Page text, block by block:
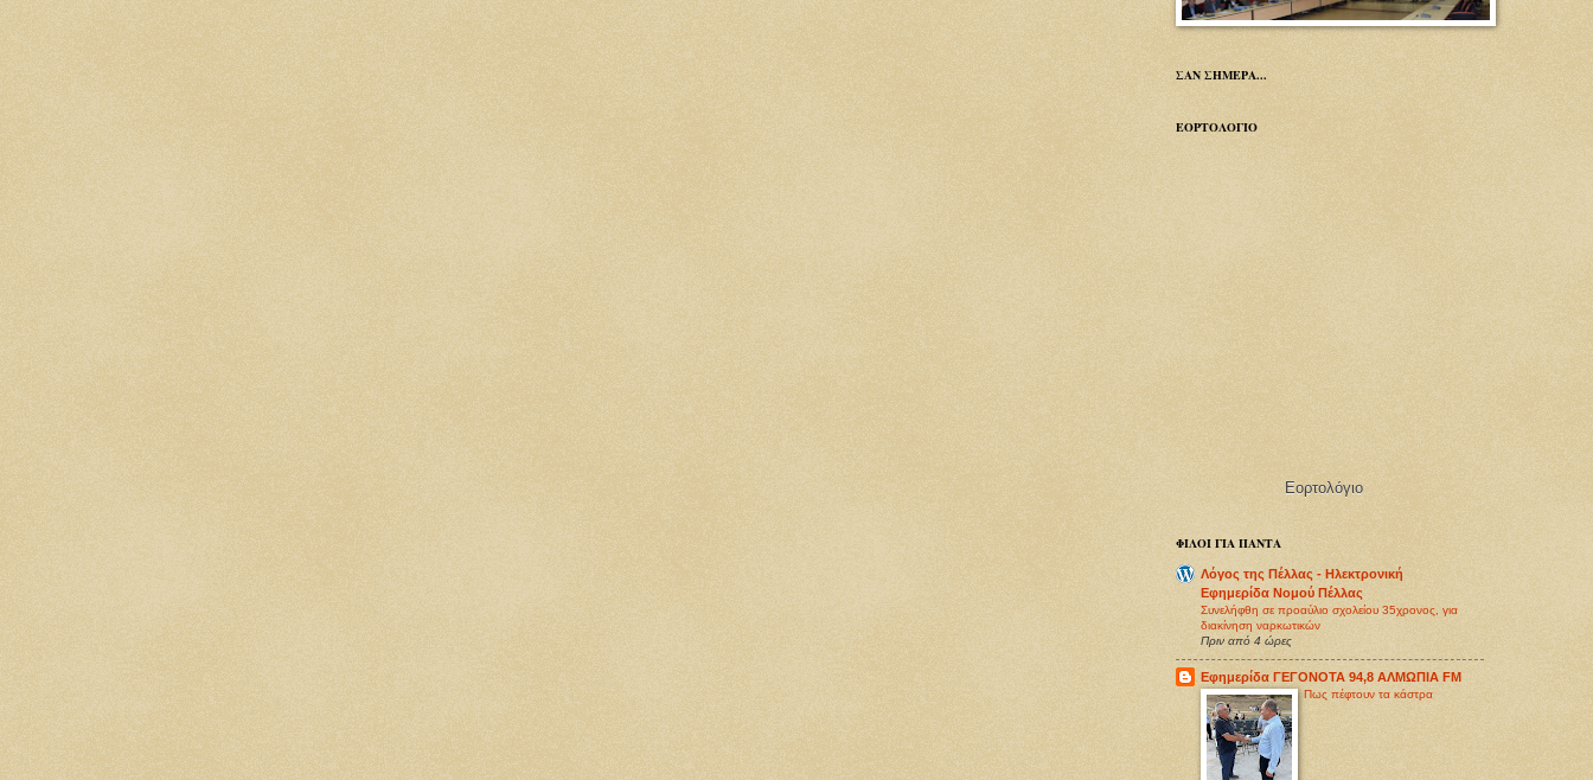
ΣΑΝ ΣΗΜΕΡΑ...
ΕΟΡΤΟΛΟΓΙΟ
Εορτολόγιο
ΦΙΛΟΙ ΓΙΑ ΠΑΝΤΑ
Λόγος της Πέλλας - Ηλεκτρονική
Εφημερίδα Νομού Πέλλας
Συνελήφθη σε προαύλιο σχολείου 35χρονος, για
διακίνηση ναρκωτικών
Πριν από 4 ώρες
Εφημερίδα ΓΕΓΟΝΟΤΑ 94,8 ΑΛΜΩΠΙΑ FM
Πως πέφτουν τα κάστρα